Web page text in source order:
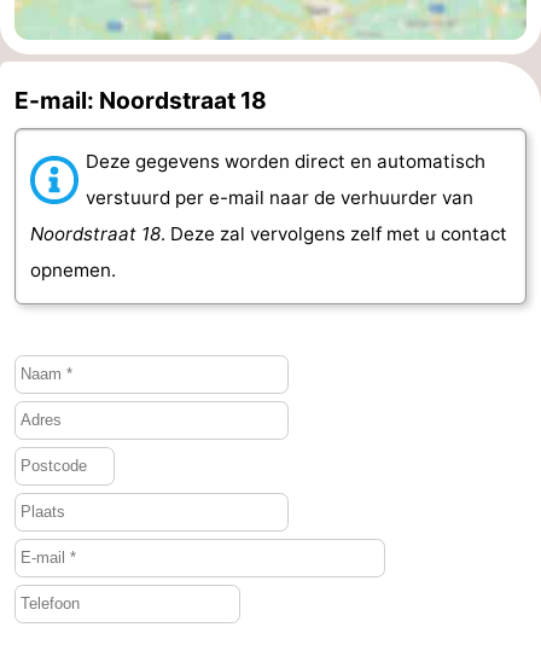
Schouwen
Natuur
-
Natuur
de
Mantelingen
-
Domburg
Westkapelle
Natuur
Walcherse
bos
-
Dishoek
-
Vlissingen
-
Middelburg
Zeeuws-
Vlaanderen
-
Nieuwvliet
-
Sluis
-
E-mail: Noordstraat 18
Deze gegevens worden direct en automatisch
verstuurd per e-mail naar de verhuurder van
Noordstraat 18. Deze zal vervolgens zelf met u contact
opnemen.